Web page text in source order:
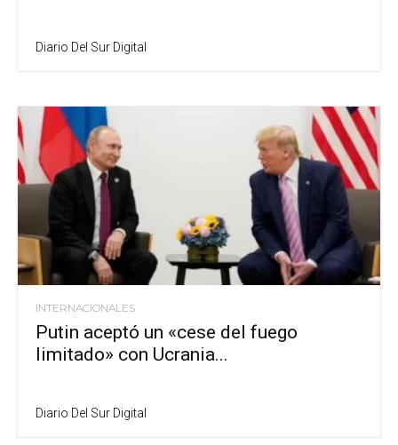
Diario Del Sur Digital
INTERNACIONALES
Putin aceptó un «cese del fuego
limitado» con Ucrania...
Diario Del Sur Digital